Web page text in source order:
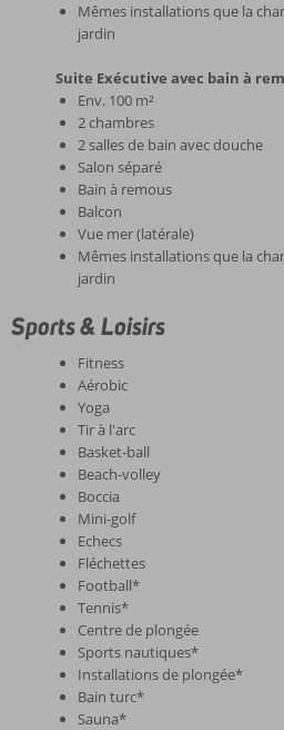
Mêmes installations que la
jardin
Suite Exécutive avec bain à
Env. 100 m²
2 chambres
2 salles de bain avec douche
Salon séparé
Bain à remous
Balcon
Vue mer (latérale)
Mêmes installations que la
jardin
Sports & Loisirs
Fitness
Aérobic
Yoga
Tir à l'arc
Basket-ball
Beach-volley
Boccia
Mini-golf
Echecs
Fléchettes
Football*
Tennis*
Centre de plongée
Sports nautiques*
Installations de plongée*
Bain turc*
Sauna*